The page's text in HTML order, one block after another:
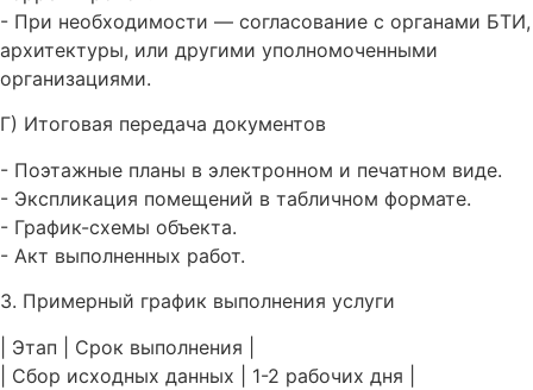
- При необходимости — согласование с органами БТИ,
архитектуры, или другими уполномоченными
организациями.
Г) Итоговая передача документов
- Поэтажные планы в электронном и печатном виде.
- Экспликация помещений в табличном формате.
- График-схемы объекта.
- Акт выполненных работ.
3. Примерный график выполнения услуги
| Этап | Срок выполнения |
| Сбор исходных данных | 1-2 рабочих дня |